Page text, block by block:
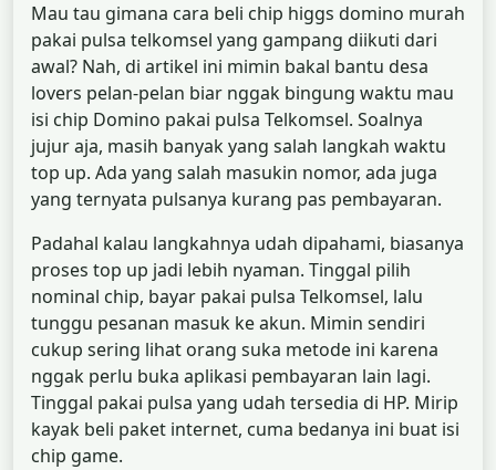
Mau tau gimana cara beli chip higgs domino murah
pakai pulsa telkomsel yang gampang diikuti dari
awal? Nah, di artikel ini mimin bakal bantu desa
lovers pelan-pelan biar nggak bingung waktu mau
isi chip Domino pakai pulsa Telkomsel. Soalnya
jujur aja, masih banyak yang salah langkah waktu
top up. Ada yang salah masukin nomor, ada juga
yang ternyata pulsanya kurang pas pembayaran.
Padahal kalau langkahnya udah dipahami, biasanya
proses top up jadi lebih nyaman. Tinggal pilih
nominal chip, bayar pakai pulsa Telkomsel, lalu
tunggu pesanan masuk ke akun. Mimin sendiri
cukup sering lihat orang suka metode ini karena
nggak perlu buka aplikasi pembayaran lain lagi.
Tinggal pakai pulsa yang udah tersedia di HP. Mirip
kayak beli paket internet, cuma bedanya ini buat isi
chip game.